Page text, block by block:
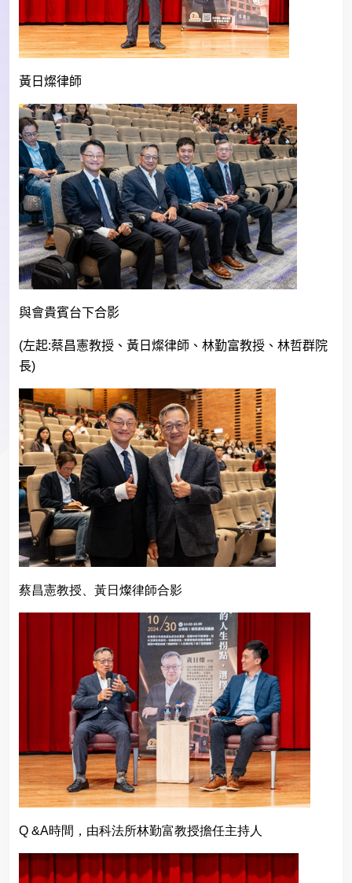
黃日燦律師
與會貴賓台下合影
(左起:蔡昌憲教授、黃日燦律師、林勤富教授、林哲群院
長)
蔡昌憲教授、黃日燦律師合影
Q &A時間，由科法所林勤富教授擔任主持人